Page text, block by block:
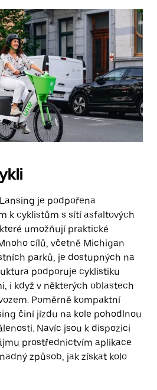
je podpořena
k cyklistům s sítí asfaltových
umožňují praktické
cílů, včetně Michigan
parků, je dostupných na
podporuje cyklistiku
i když v některých oblastech
Poměrně kompaktní
činí jízdu na kole pohodlnou
Navíc jsou k dispozici
prostřednictvím aplikace
způsob, jak získat kolo